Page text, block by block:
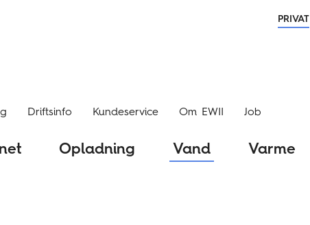
PRIVAT
Driftsinfo Kundeservice Om EWII Job
Opladning Vand Varme